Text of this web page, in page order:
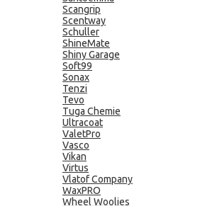
Scangrip
Scentway
Schuller
ShineMate
Shiny Garage
Soft99
Sonax
Tenzi
Tevo
Tuga Chemie
Ultracoat
ValetPro
Vasco
Vikan
Virtus
Vlatof Company
WaxPRO
Wheel Woolies